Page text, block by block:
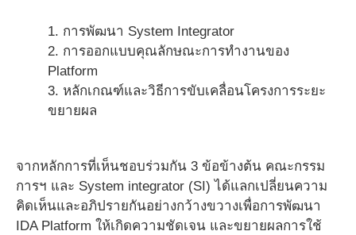
1. การพัฒนา System Integrator
2. การออกแบบคุณลักษณะการทำงานของ
Platform
3. หลักเกณฑ์และวิธีการขับเคลื่อนโครงการระยะ
ขยายผล
จากหลักการที่เห็นชอบร่วมกัน 3 ข้อข้างต้น คณะกรรม
การฯ และ System integrator (SI) ได้แลกเปลี่ยนความ
คิดเห็นและอภิปรายกันอย่างกว้างขวางเพื่อการพัฒนา
IDA Platform ให้เกิดความชัดเจน และขยายผลการใช้